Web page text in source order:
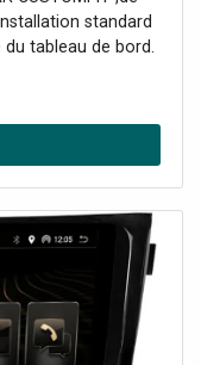
standard
tableau de bord.
pour assurer
Nissan
de 9 pouces ,en
et réactive,
sans fil
synchronisation
13 ,: un système
expérience
améliorée
sans